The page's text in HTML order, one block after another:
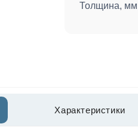
Толщина,
Характеристики